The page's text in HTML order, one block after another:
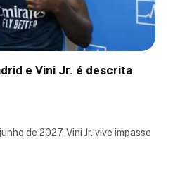
e Vini Jr. é descrita
de 2027, Vini Jr. vive impasse